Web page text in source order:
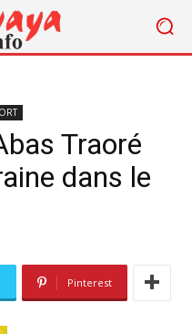
Traoré
dans le
Pinterest